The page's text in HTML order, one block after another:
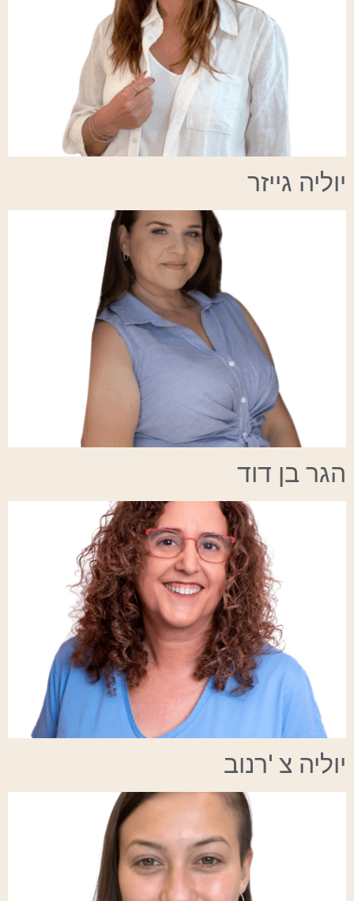
יוליה גייזר
הגר בן דוד
יוליה צ 'רנוב